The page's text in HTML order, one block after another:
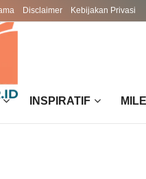
Disclaimer Kebijakan Privasi
INSPIRATIF